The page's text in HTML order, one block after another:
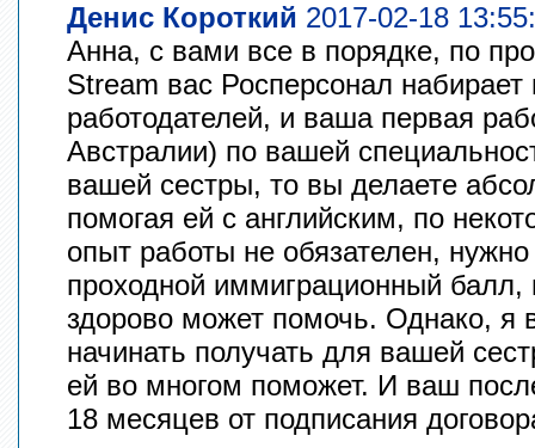
Денис Короткий 2017-02-18
Анна, с вами все в порядке, по
Stream вас Росперсонал набирает
работодателей, и ваша первая
Австралии) по вашей
вашей сестры, то вы делаете
помогая ей с английским, по
опыт работы не обязателен, нужно
проходной иммиграционный балл,
здорово может помочь. Однако, я
начинать получать для вашей
ей во многом поможет. И ваш
18 месяцев от подписания